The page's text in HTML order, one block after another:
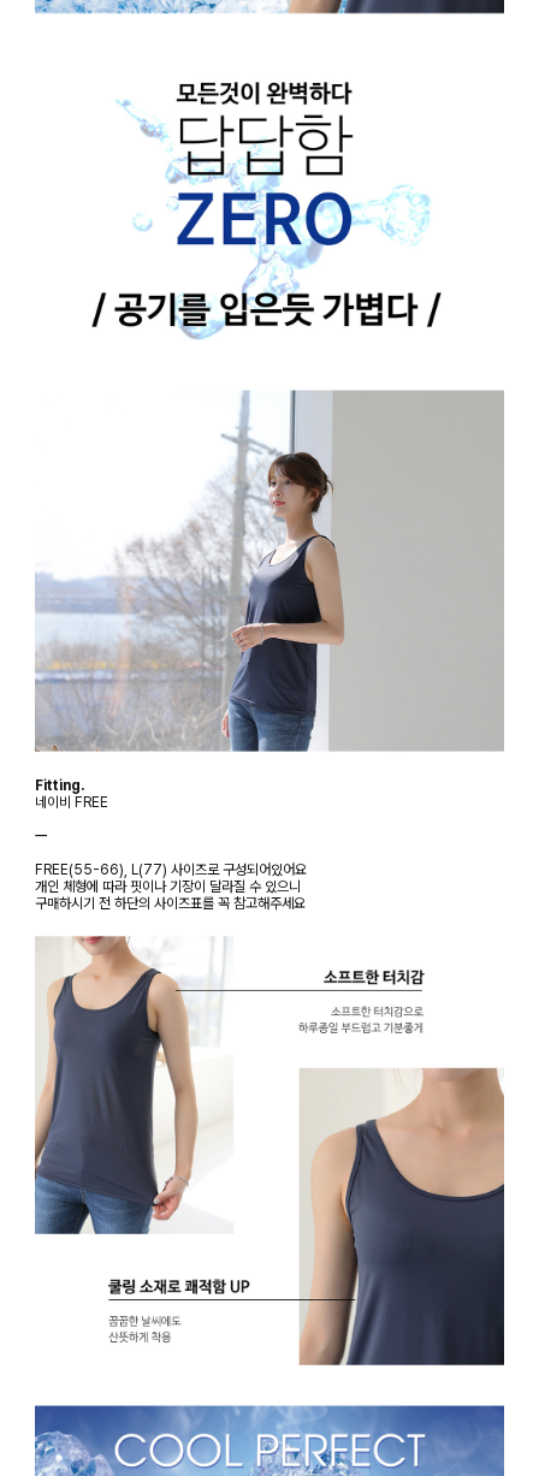
Fitting.
네이비 FREE
ㅡ
FREE(55-66), L(77) 사이즈로 구성되어있어요
개인 체형에 따라 핏이나 기장이 달라질 수 있으니
구매하시기 전 하단의 사이즈표를 꼭 참고해주세요